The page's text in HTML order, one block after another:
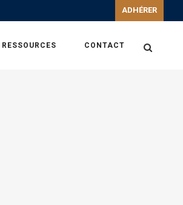
ADHÉRER
RESSOURCES CONTACT